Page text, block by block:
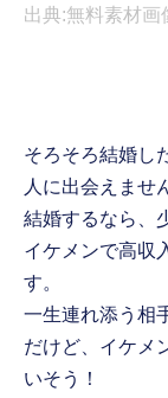
出典:無料素材
そろそろ結婚し
人に出会えませ
結婚するなら、
イケメンで高収
す。
一生連れ添う相
だけど、イケメ
いそう！